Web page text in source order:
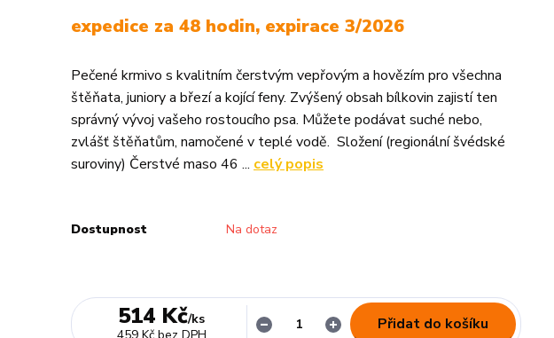
expedice za 48 hodin, expirace 3/2026
Pečené krmivo s kvalitním čerstvým vepřovým a hovězím pro všechna
štěňata, juniory a březí a kojící feny. Zvýšený obsah bílkovin zajistí ten
správný vývoj vašeho rostoucího psa. Můžete podávat suché nebo,
zvlášť štěňatům, namočené v teplé vodě. Složení (regionální švédské
suroviny) Čerstvé maso 46 ... celý popis
Dostupnost Na dotaz
514 Kč/ks
Přidat do košíku